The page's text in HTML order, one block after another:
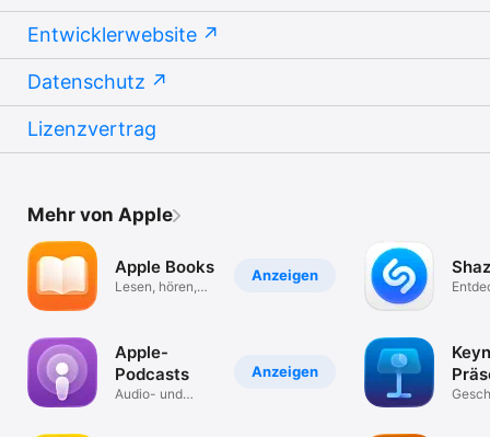
Entwicklerwebsite
Datenschutz
Lizenzvertrag
Mehr von Apple
Anzeigen
Apple Books
Lesen, hören,
Anzeigen
Apple-
Podcasts
Audio- und